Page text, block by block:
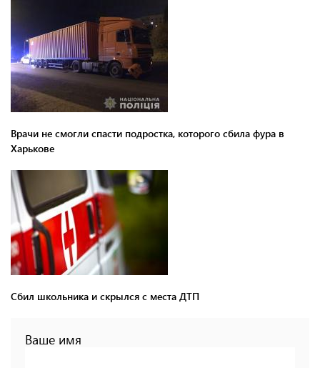
Врачи не смогли спасти подростка, которого сбила фура в
Харькове
Сбил школьника и скрылся с места ДТП
Ваше имя